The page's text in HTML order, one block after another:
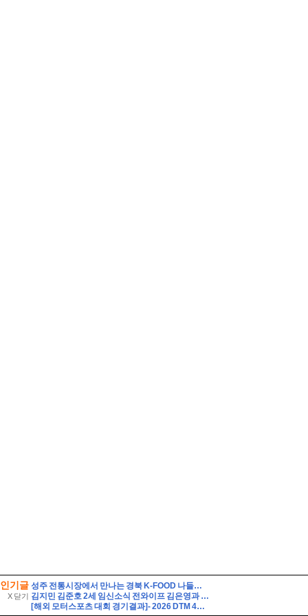
인기글
X 닫기
성주 전통시장에서 만나는 경북 K-FOOD 나들이(feat. 성주 참외 굿즈)
김지민 김준호 2세 임신소식 전와이프 김은영과 자녀는?
[해외 모터스포츠 대회 경기결과]- 2026 DTM 4라운드